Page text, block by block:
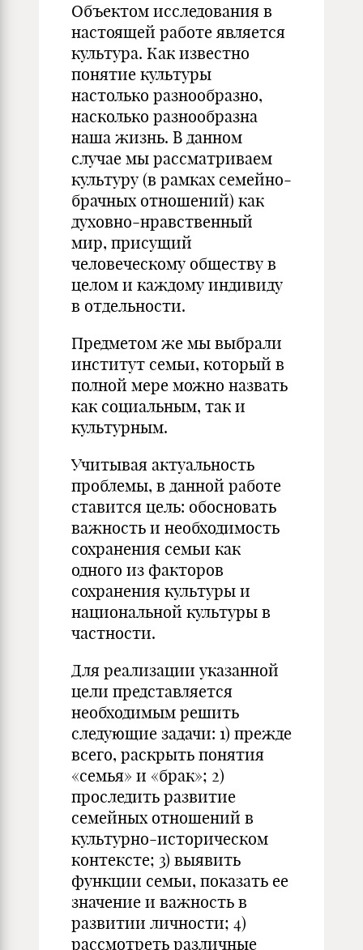
Объектом исследования в
настоящей работе является
культура. Как известно
понятие культуры
настолько разнообразно,
насколько разнообразна
наша жизнь. В данном
случае мы рассматриваем
культуру (в рамках семейно-
брачных отношений) как
духовно-нравственный
мир, присущий
человеческому обществу в
целом и каждому индивиду
в отдельности.
Предметом же мы выбрали
институт семьи, который в
полной мере можно назвать
как социальным, так и
культурным.
Учитывая актуальность
проблемы, в данной работе
ставится цель: обосновать
важность и необходимость
сохранения семьи как
одного из факторов
сохранения культуры и
национальной культуры в
частности.
Для реализации указанной
цели представляется
необходимым решить
следующие задачи: 1) прежде
всего, раскрыть понятия
«семья» и «брак»; 2)
проследить развитие
семейных отношений в
культурно-историческом
контексте; 3) выявить
функции семьи, показать ее
значение и важность в
развитии личности; 4)
рассмотреть различные